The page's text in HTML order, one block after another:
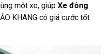
một xe, giúp Xe đông
KHANG có giá cước tốt